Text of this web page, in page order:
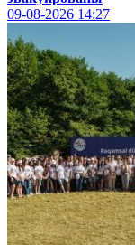
09-08-2026 14:27